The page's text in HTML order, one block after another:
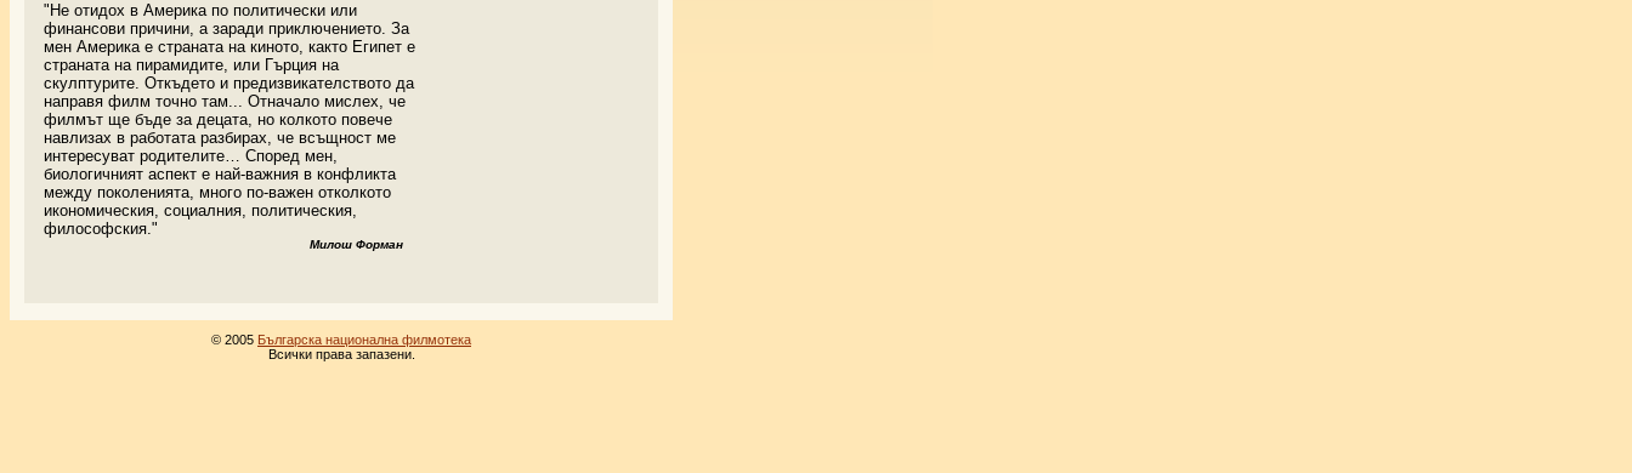
"Не отидох в Америка по политически или
финансови причини, а заради приключението. За
мен Америка е страната на киното, както Египет е
страната на пирамидите, или Гърция на
скулптурите. Откъдето и предизвикателството да
направя филм точно там... Отначало мислех, че
филмът ще бъде за децата, но колкото повече
навлизах в работата разбирах, че всъщност ме
интересуват родителите… Според мен,
биологичният аспект е най-важния в конфликта
между поколенията, много по-важен отколкото
икономическия, социалния, политическия,
философския."
Милош Форман
© 2005 Българска национална филмотека
Всички права запазени.